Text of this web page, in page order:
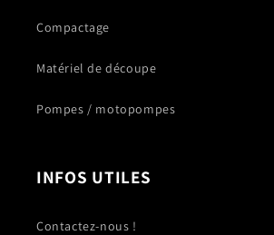
Compactage
Matériel de découpe
Pompes / motopompes
INFOS UTILES
Contactez-nous !